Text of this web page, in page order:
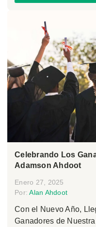
Celebrando Los
Adamson Ahdoot
Enero 27, 2025
Por:Alan Ahdoot
Con el Nuevo Año,
Ganadores de